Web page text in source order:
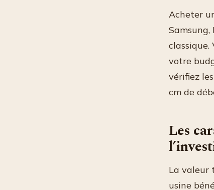
Acheter
classique.
votre
vérifiez
cm de
Les
La valeur
usine